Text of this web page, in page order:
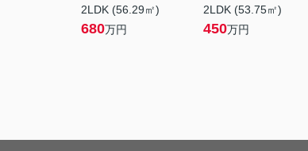
2LDK (56.29㎡)
680万円
2LDK (53.75㎡)
450万円